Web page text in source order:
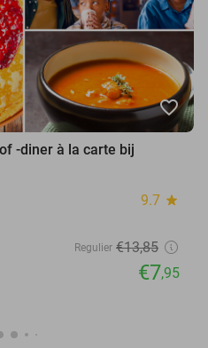
favorite_border
-diner à la carte bij
9.7 star
Regulier €13,85
€7,95